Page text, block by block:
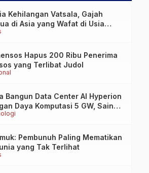
Kehilangan Vatsala, Gajah
di Asia yang Wafat di Usia
dari 100 Tahun
Hapus 200 Ribu Penerima
yang Terlibat Judol
Bangun Data Center AI Hyperion
Daya Komputasi 5 GW, Saingi
dan Google
Pembunuh Paling Mematikan
yang Tak Terlihat